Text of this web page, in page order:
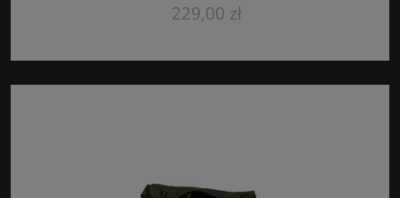
229,00 zł